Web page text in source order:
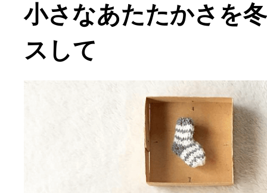
小さなあたたかさを
スして